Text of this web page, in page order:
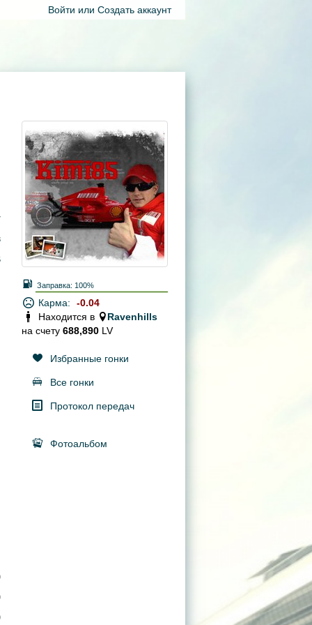
Войти или Создать аккаунт
Заправка: 100%
Карма:
-0.04
Находится в
Ravenhills
на счету 688,890 LV
Избранные гонки
Все гонки
Протокол передач
Фотоальбом